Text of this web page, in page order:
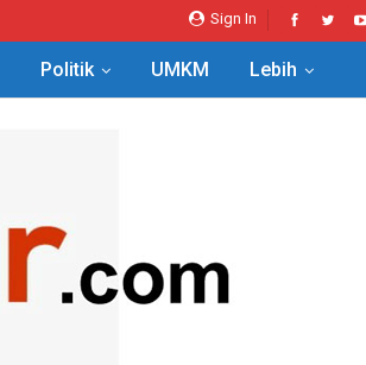
Sign In
Politik UMKM Lebih